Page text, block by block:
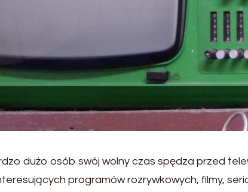
dużo osób swój wolny czas spędza przed
programów rozrywkowych, filmy,